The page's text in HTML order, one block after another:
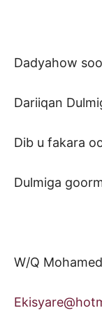
Dadyahow
Dariiqan
Dib u fakara
Dulmiga
W/Q